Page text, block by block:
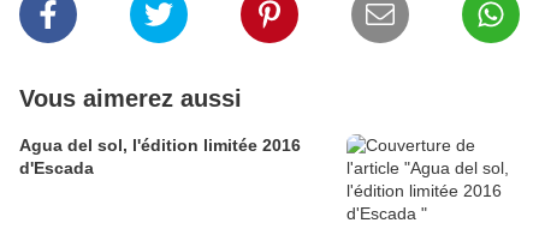
Vous aimerez aussi
Agua del sol, l'édition limitée 2016
d'Escada